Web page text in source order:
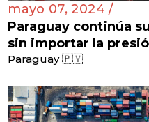
mayo 07, 2024 /
Paraguay continúa
sin importar la
Paraguay 🇵🇾